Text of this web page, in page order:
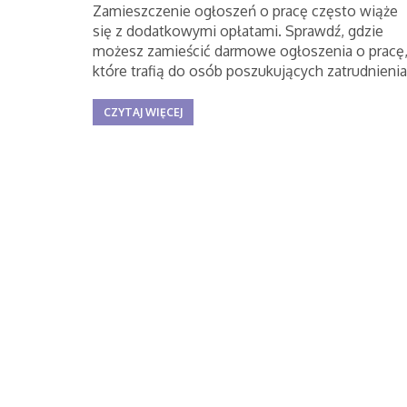
Zamieszczenie ogłoszeń o pracę często wiąże
się z dodatkowymi opłatami. Sprawdź, gdzie
możesz zamieścić darmowe ogłoszenia o pracę,
które trafią do osób poszukujących
CZYTAJ WIĘCEJ